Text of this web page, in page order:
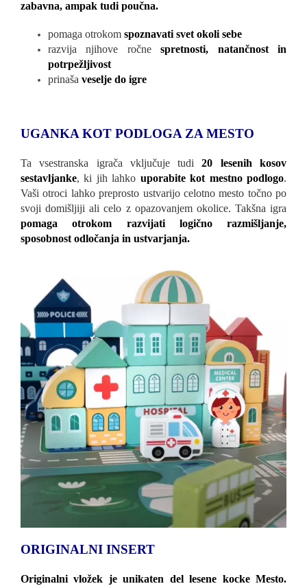
zabavna, ampak tudi poučna.
pomaga otrokom spoznavati svet okoli sebe
razvija njihove ročnespretnosti, natančnost in
potrpežljivost
prinaša veselje do igre
UGANKA KOT PODLOGA ZA MESTO
Ta vsestranska igrača vključuje tudi20 lesenih kosov
sestavljanke, ki jih lahko uporabite kot mestno podlogo.
Vaši otroci lahko preprosto ustvarijo celotno mesto točno po
svoji domišljiji ali celo z opazovanjem okolice. Takšna igra
pomaga otrokom razvijati logično razmišljanje,
sposobnost odločanja in ustvarjanja.
ORIGINALNI INSERT
Originalni vložek je unikaten del lesene kocke Mesto.